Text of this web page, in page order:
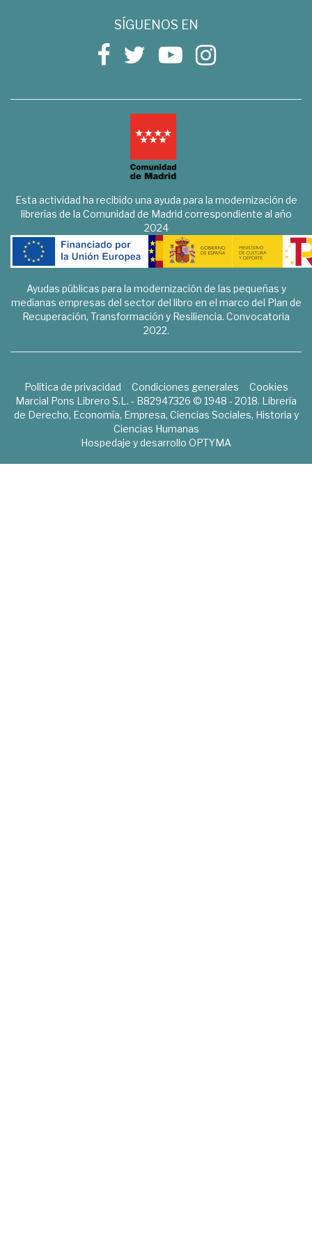
SÍGUENOS EN
Esta actividad ha recibido una ayuda para la modernización de
librerías de la Comunidad de Madrid correspondiente al año
2024
Ayudas públicas para la modernización de las pequeñas y
medianas empresas del sector del libro en el marco del Plan de
Recuperación, Transformación y Resiliencia. Convocatoria
2022.
Política de privacidad Condiciones generales
Cookies
Marcial Pons Librero S.L. - B82947326 © 1948 - 2018. Librería
de Derecho, Economía, Empresa, Ciencias Sociales, Historia y
Ciencias Humanas
Hospedaje y desarrollo OPTYMA